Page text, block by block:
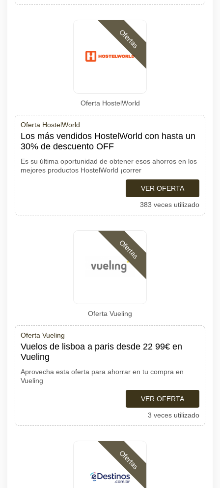
Ofertas
Oferta HostelWorld
Oferta HostelWorld
Los más vendidos HostelWorld con hasta un
30% de descuento OFF
Es su última oportunidad de obtener esos ahorros en los
mejores productos HostelWorld ¡correr
VER OFERTA
383 veces utilizado
Ofertas
Oferta Vueling
Oferta Vueling
Vuelos de lisboa a paris desde 22 99€ en
Vueling
Aprovecha esta oferta para ahorrar en tu compra en
Vueling
VER OFERTA
3 veces utilizado
Ofertas